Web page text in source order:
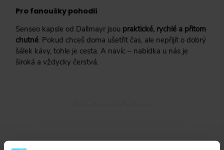
Pro fanoušky pohodlí
Senseo kapsle od Dallmayr jsou praktické, rychlé a přitom
chutné. Pokud chceš doma ušetřit čas, ale nepřijít o dobrý
šálek kávy, tohle je cesta. A navíc – nabídka u nás je
široká a vždycky čerstvá.